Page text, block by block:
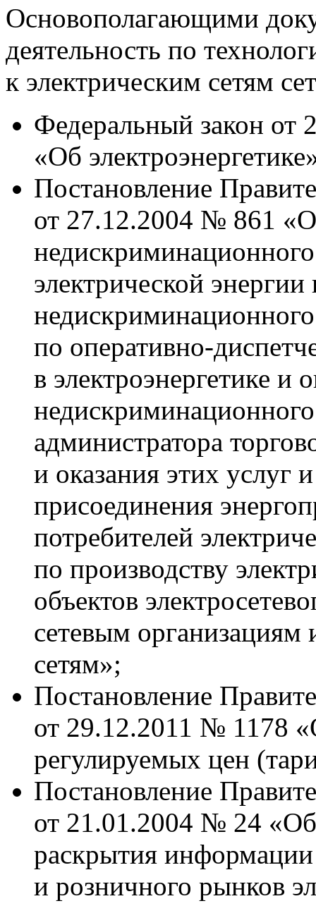
Основополагающими
деятельность по
к электрическим сетям
Федеральный закон
«Об
Постановление
от 27.12.2004 № 861
электрической
по оперативно-
в электроэнергетике и
администратора
и оказания этих услуг
присоединения
потребителей
по производству
объектов
сетевым
сетям»;
Постановление
от 29.12.2011 № 1178
регулируемых цен
Постановление
от 21.01.2004 № 24 «Об
раскрытия информации
и розничного рынков